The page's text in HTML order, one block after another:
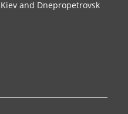
and Dnepropetrovsk